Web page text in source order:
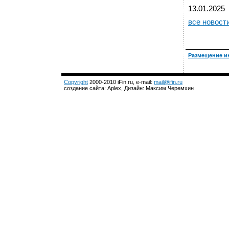
13.01.2025
все
Размещение
Copyright 2000-2010 iFin.ru, e-mail: mail@ifin.ru
создание сайта: Aplex, Дизайн: Максим Черемхин